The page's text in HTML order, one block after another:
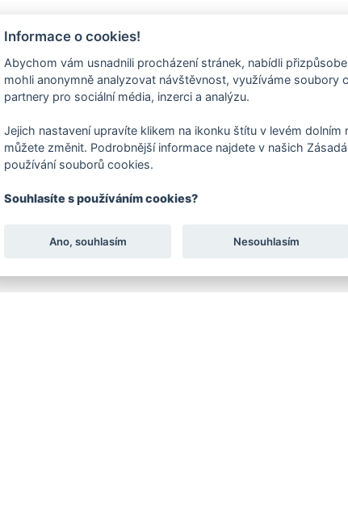
Informace o cookies!
Abychom vám usnadnili procházení stránek, nabídli
mohli anonymně analyzovat návštěvnost, využíváme soubory
partnery pro sociální média, inzerci a analýzu.
Jejich nastavení upravíte klikem na ikonku štítu v levém
můžete změnit. Podrobnější informace najdete v našich
používání souborů cookies.
Souhlasíte s používáním cookies?
Ano, souhlasím Nesouhlasím